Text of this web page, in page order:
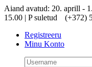
Skip
to
Aiand avatud: 20. aprill -
15.00 | P suletud
(+372)
Registreeru
Minu Konto